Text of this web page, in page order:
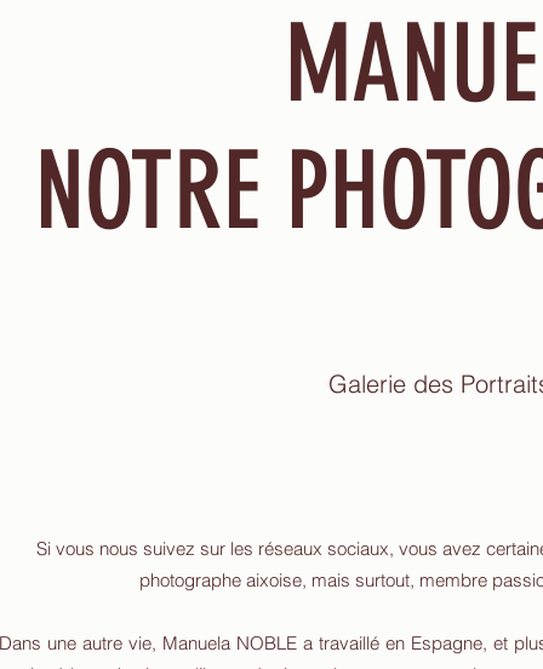
NOTRE
Galerie des
Si vous nous suivez sur les réseaux sociaux, vous avez
photographe aixoise, mais surtout, membre
Dans une autre vie, Manuela NOBLE a travaillé en Espagne, et